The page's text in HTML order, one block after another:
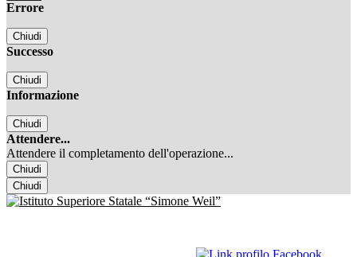
Errore
Chiudi
Successo
Chiudi
Informazione
Chiudi
Attendere...
Attendere il completamento dell'operazione...
Chiudi
Chiudi